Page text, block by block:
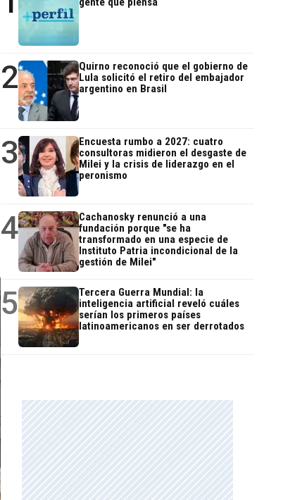
2
Quirno reconoció que el gobierno de
Lula solicitó el retiro del embajador
argentino en Brasil
3
Encuesta rumbo a 2027: cuatro
consultoras midieron el desgaste de
Milei y la crisis de liderazgo en el
peronismo
4
Cachanosky renunció a una
fundación porque "se ha
transformado en una especie de
Instituto Patria incondicional de la
gestión de Milei"
5
Tercera Guerra Mundial: la
inteligencia artificial reveló cuáles
serían los primeros países
latinoamericanos en ser derrotados